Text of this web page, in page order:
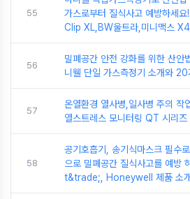
55
가스로부터 질식사고 예방하세
Clip XL,BW울트라,미니맥스
56
밀폐공간 안전 강화를 위한 산
니웰 단일 가스측정기 소개와 20
57
온열환경 열사병,일사병 주의 작
열스트레스 모니터링 QT 시리즈
58
공기호흡기, 송기식마스크 필수
으로 밀폐공간 질식사고를 예
t&trade;, Honeywell 제품 소